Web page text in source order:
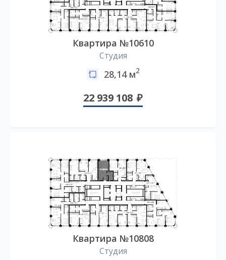
Квартира №10610
Студия
28,14 м2
22 939 108
Квартира №10808
Студия